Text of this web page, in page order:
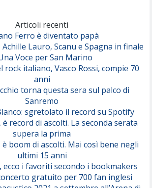
Articoli recenti
Ferro è diventato papà
Lauro, Scanu e Spagna in finale
Voce per San Marino
rock italiano, Vasco Rossi, compie 70
anni
torna questa sera sul palco di
Sanremo
sgretolato il record su Spotify
è record di ascolti. La seconda serata
supera la prima
è boom di ascolti. Mai così bene negli
ultimi 15 anni
ecco i favoriti secondo i bookmakers
gratuito per 700 fan inglesi